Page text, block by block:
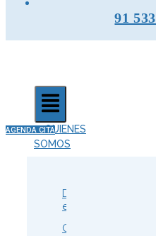
91
QUIENES
SOMOS
Dónde
estamos
Contacto
AGENDA CITA